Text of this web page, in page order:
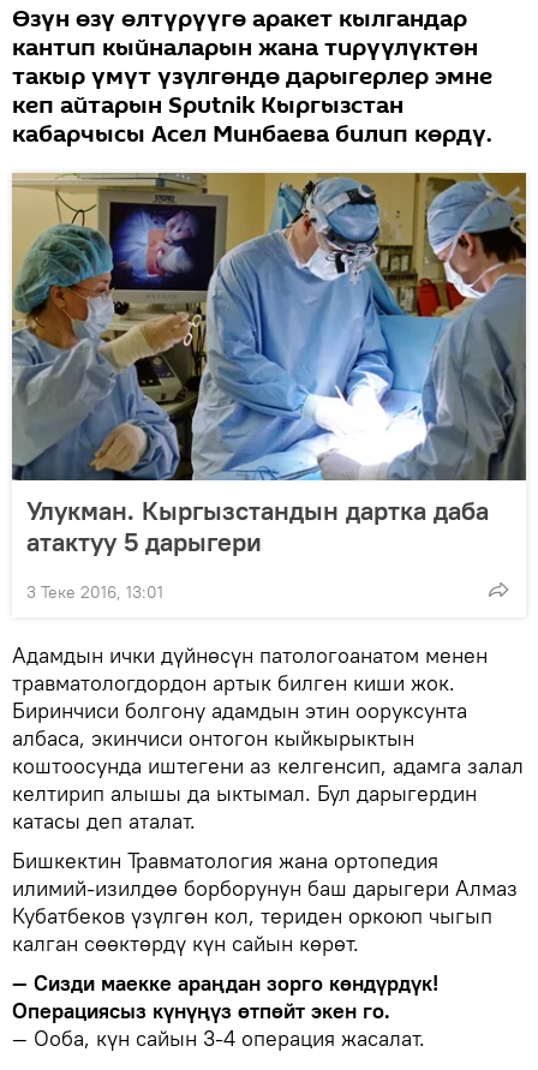
Өзүн өзү өлтүрүүгө аракет кылгандар
кантип кыйналарын жана тирүүлүктөн
такыр үмүт үзүлгөндө дарыгерлер эмне
кеп айтарын Sputnik Кыргызстан
кабарчысы Асел Минбаева билип көрдү.
Улукман. Кыргызстандын дартка даба
атактуу 5 дарыгери
3 Теке 2016, 13:01
Адамдын ички дүйнөсүн патологоанатом менен
травматологдордон артык билген киши жок.
Биринчиси болгону адамдын этин ооруксунта
албаса, экинчиси онтогон кыйкырыктын
коштоосунда иштегени аз келгенсип, адамга залал
келтирип алышы да ыктымал. Бул дарыгердин
катасы деп аталат.
Бишкектин Травматология жана ортопедия
илимий-изилдөө борборунун баш дарыгери Алмаз
Кубатбеков үзүлгөн кол, териден оркоюп чыгып
калган сөөктөрдү күн сайын көрөт.
— Сизди маекке араңдан зорго көндүрдүк!
Операциясыз күнүңүз өтпөйт экен го.
— Ооба, күн сайын 3-4 операция жасалат.